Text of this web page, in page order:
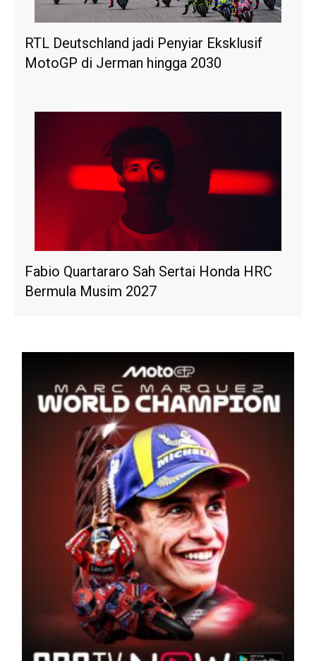
RTL Deutschland jadi Penyiar Eksklusif
MotoGP di Jerman hingga 2030
Fabio Quartararo Sah Sertai Honda HRC
Bermula Musim 2027